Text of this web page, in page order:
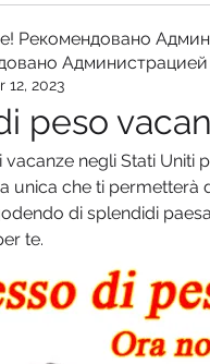
Рекомендовано
Администрацией
12, 2023
peso
negli Stati Uniti
unica che ti permetterà
di splendidi
te.